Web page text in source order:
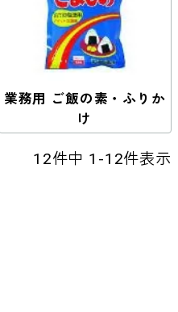
業務用 ご飯の素・ふりか
け
12件中 1 -12件表示